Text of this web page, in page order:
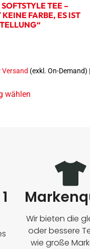
TEE –
KEINE FARBE, ES IST
Versand (exkl. On-Demand) |
wählen
Wir bieten die
oder bessere
wie große